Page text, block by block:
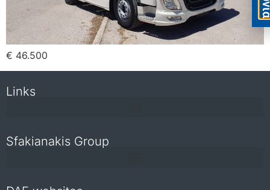
€ 46.500
Links
Sfakianakis Group